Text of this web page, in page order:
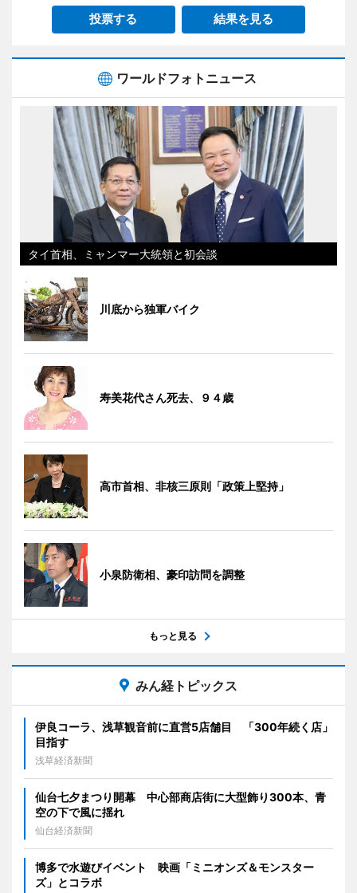
投票する 結果を見る
ワールドフォトニュース
タイ首相、ミャンマー大統領と初会談
川底から独軍バイク
寿美花代さん死去、９４歳
高市首相、非核三原則「政策上堅持」
小泉防衛相、豪印訪問を調整
もっと見る
みん経トピックス
伊良コーラ、浅草観音前に直営5店舗目 「300年続く店」
目指す
浅草経済新聞
仙台七夕まつり開幕 中心部商店街に大型飾り300本、青
空の下で風に揺れ
仙台経済新聞
博多で水遊びイベント 映画「ミニオンズ＆モンスター
ズ」とコラボ